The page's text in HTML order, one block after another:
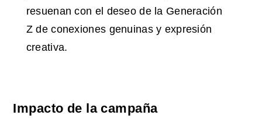
resuenan con el deseo de la Generación
Z de conexiones genuinas y expresión
creativa.
Impacto de la campaña